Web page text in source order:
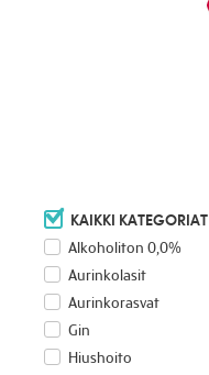
KAIKKI KATEGORIAT
Alkoholiton 0,0%
Aurinkolasit
Aurinkorasvat
Gin
Hiushoito